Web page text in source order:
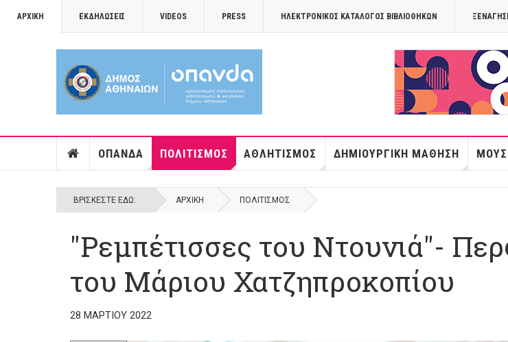
ΑΡΧΙΚΉ ΕΚΔΗΛΏΣΕΙΣ VIDEOS PRESS ΗΛΕΚΤΡΟΝΙΚΟΣ ΚΑΤΑΛΟΓΟΣ ΒΙΒΛΙΟΘΗΚΩΝ
ΟΠΑΝΔΑ ΠΟΛΙΤΙΣΜΌΣ ΑΘΛΗΤΙΣΜΌΣ ΔΗΜΙΟΥΡΓΙΚΉ ΜΆΘΗΣΗ
ΒΡΊΣΚΕΣΤΕ ΕΔΏ: ΑΡΧΙΚΉ ΠΟΛΙΤΙΣΜΌΣ
"Ρεμπέτισσες του Ντουνιά"-
του Μάριου Χατζηπροκοπίου
28 ΜΑΡΤΊΟΥ 2022